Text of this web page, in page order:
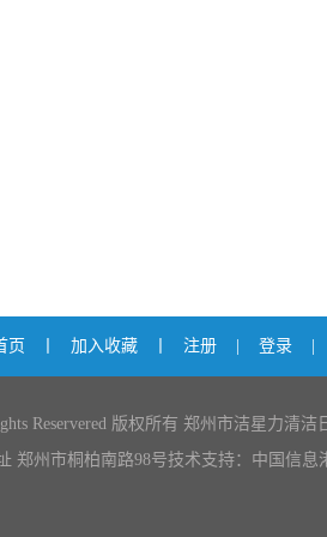
页 加入收藏 注册 登录
Reservered 版权所有 郑州市洁星力清洁
郑州市桐柏南路98号技术支持： 中国信息